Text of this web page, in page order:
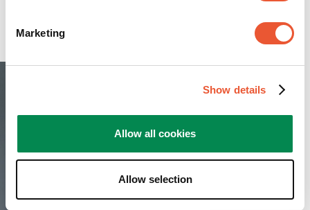
Marketing
Show details
Allow all cookies
Allow selection